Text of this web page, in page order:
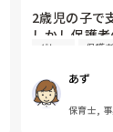
できていた
ですが。。
【保育園で
す！】
【環境が変
2歳児の子で
しかし保護
どにも行け
らいいか迷っ
支援センタ
グレー 保護者
あず
保育士,